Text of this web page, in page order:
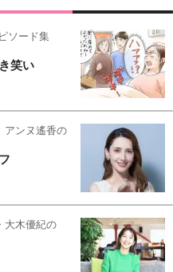
ソード集
笑い
アンヌ遙香の
大木優紀の